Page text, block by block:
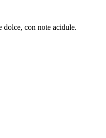
con note acidule.